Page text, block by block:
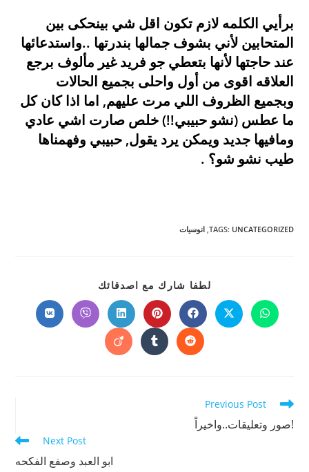
برأيي الكلمه لازم تكون اقل شي بينحكى بين
المتحابين لأني بشوف جمالها بندرتها ..واستدعائها
عند حاجتها لأنها بتعطي جو فريد غير مألوف برجع
العلاقه اقوى من أول واحلى بجميع الحالات
وبجميع الظروف اللي مرت عليهم, اما اذا كان كل
ما عطس (نشو حبيبي!!) خلص صارت اشي عادي
ومافيها جديد ويمكن يرد يقول, حبيبي وفهمناها
طيب نشو شو؟ .
TAGS: UNCATEGORIZED
, انوسيات
لطفا شارك مع اصدقائك
THIS
CONTENT
Opens
in
Opens
in
window
Opens
in
a
new
window
Opens
in
a
new
window
Opens
in
a
new
window
Opens
in
Opens
in
Opens
in
Opens
in
Opens
in
Read
articles
Previous Post
!صور وتعليقات..واخيراً
Next Post
ابو العبد وصفع الفكحه